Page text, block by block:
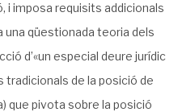
i imposa requisits addicionals
una qüestionada teoria dels
d’«un especial deure jurídic
tradicionals de la posició de
que pivota sobre la posició